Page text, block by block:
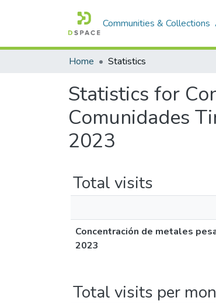
Communities & Collections
Home Statistics
Statistics for
Comunidades
2023
Total visits
Concentración de metales
2023
Total visits per